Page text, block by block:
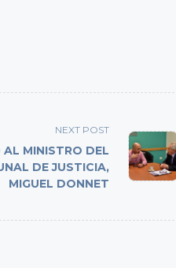
NEXT POST
AL MINISTRO DEL
DE JUSTICIA,
MIGUEL DONNET